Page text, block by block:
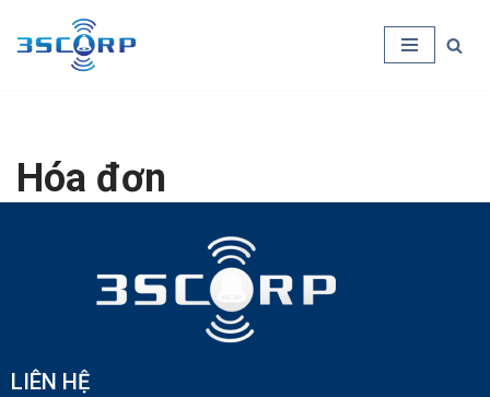
Chuyển
Hóa đơn
LIÊN HỆ